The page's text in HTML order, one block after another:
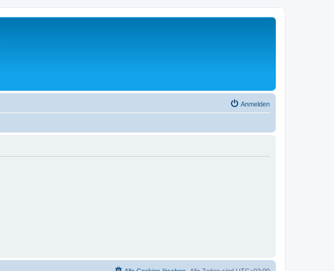
Anmelden